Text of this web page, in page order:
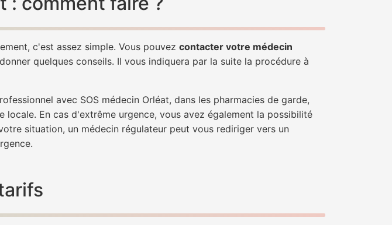
c'est assez simple. Vous pouvez contacter votre médecin
quelques conseils. Il vous indiquera par la suite la procédure à
avec SOS médecin Orléat, dans les pharmacies de garde,
En cas d'extrême urgence, vous avez également la possibilité
situation, un médecin régulateur peut vous rediriger vers un